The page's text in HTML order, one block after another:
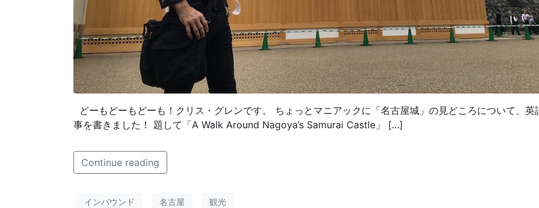
どーもどーもどーも！クリス・グレンです。 ちょっとマニアックに「名古屋城」の見どころについて、英
事を書きました！ 題して「A Walk Around Nagoya’s Samurai Castle」 […]
Continue reading
インバウンド 名古屋 観光